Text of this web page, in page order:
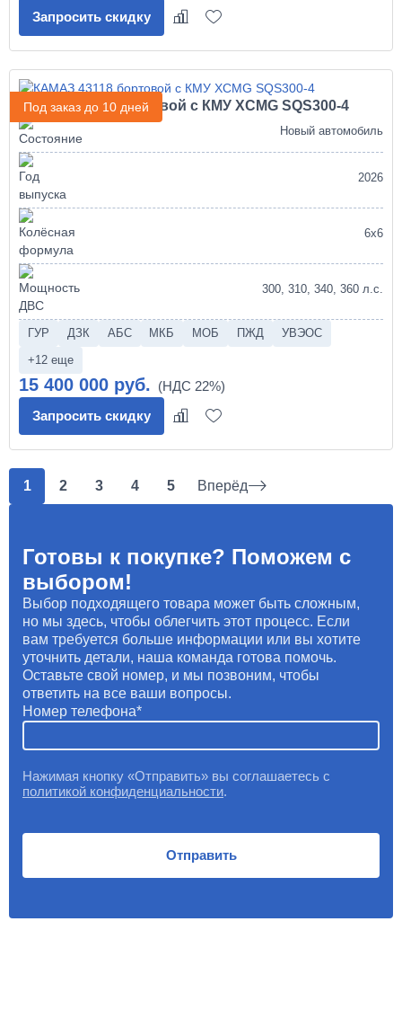
Запросить скидку
Под заказ до 10 дней
КАМАЗ 43118 бортовой с КМУ XCMG SQS300-4
Новый автомобиль
2026
6х6
300, 310, 340, 360 л.с.
ГУР ДЗК АБС МКБ МОБ ПЖД
УВЭОС
+12 еще
15 400 000 руб.
Запросить скидку
1 2 3 4 5 Вперёд
Готовы к покупке? Поможем с
выбором!
Выбор подходящего товара может быть сложным,
но мы здесь, чтобы облегчить этот процесс. Если
вам требуется больше информации или вы хотите
уточнить детали, наша команда готова помочь.
Оставьте свой номер, и мы позвоним, чтобы
ответить на все ваши вопросы.
Номер телефона
Нажимая кнопку «Отправить» вы соглашаетесь с
политикой конфиденциальности.
Отправить